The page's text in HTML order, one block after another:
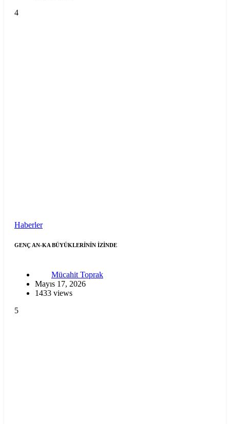
4
Haberler
GENÇ AN-KA BÜYÜKLERİNİN İZİNDE
Mücahit Toprak
Mayıs 17, 2026
1433 views
5